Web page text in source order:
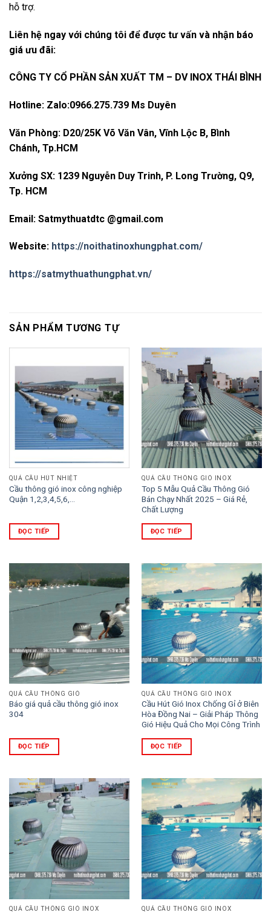
hỗ trợ.
Liên hệ ngay với chúng tôi để được tư vấn và nhận báo
giá ưu đãi:
CÔNG TY CỔ PHẦN SẢN XUẤT TM – DV INOX THÁI BÌNH
Hotline: Zalo:0966.275.739 Ms Duyên
Văn Phòng: D20/25K Võ Văn Vân, Vĩnh Lộc B, Bình
Chánh, Tp.HCM
Xưởng SX: 1239 Nguyễn Duy Trinh, P. Long Trường, Q9,
Tp. HCM
Email: Satmythuatdtc @gmail.com
Website: https://noithatinoxhungphat.com/
https://satmythuathungphat.vn/
SẢN PHẨM TƯƠNG TỰ
QUẢ CẦU HÚT NHIỆT
Cầu thông gió inox công nghiệp
Quận 1,2,3,4,5,6,…
ĐỌC TIẾP
QUẢ CẦU THÔNG GIÓ INOX
Top 5 Mẫu Quả Cầu Thông Gió
Bán Chạy Nhất 2025 – Giá Rẻ,
Chất Lượng
ĐỌC TIẾP
QUẢ CẦU THÔNG GIÓ
Báo giá quả cầu thông gió inox
304
ĐỌC TIẾP
QUẢ CẦU THÔNG GIÓ INOX
Cầu Hút Gió Inox Chống Gỉ ở Biên
Hòa Đồng Nai – Giải Pháp Thông
Gió Hiệu Quả Cho Mọi Công Trình
ĐỌC TIẾP
QUẢ CẦU THÔNG GIÓ INOX QUẢ CẦU THÔNG GIÓ INOX